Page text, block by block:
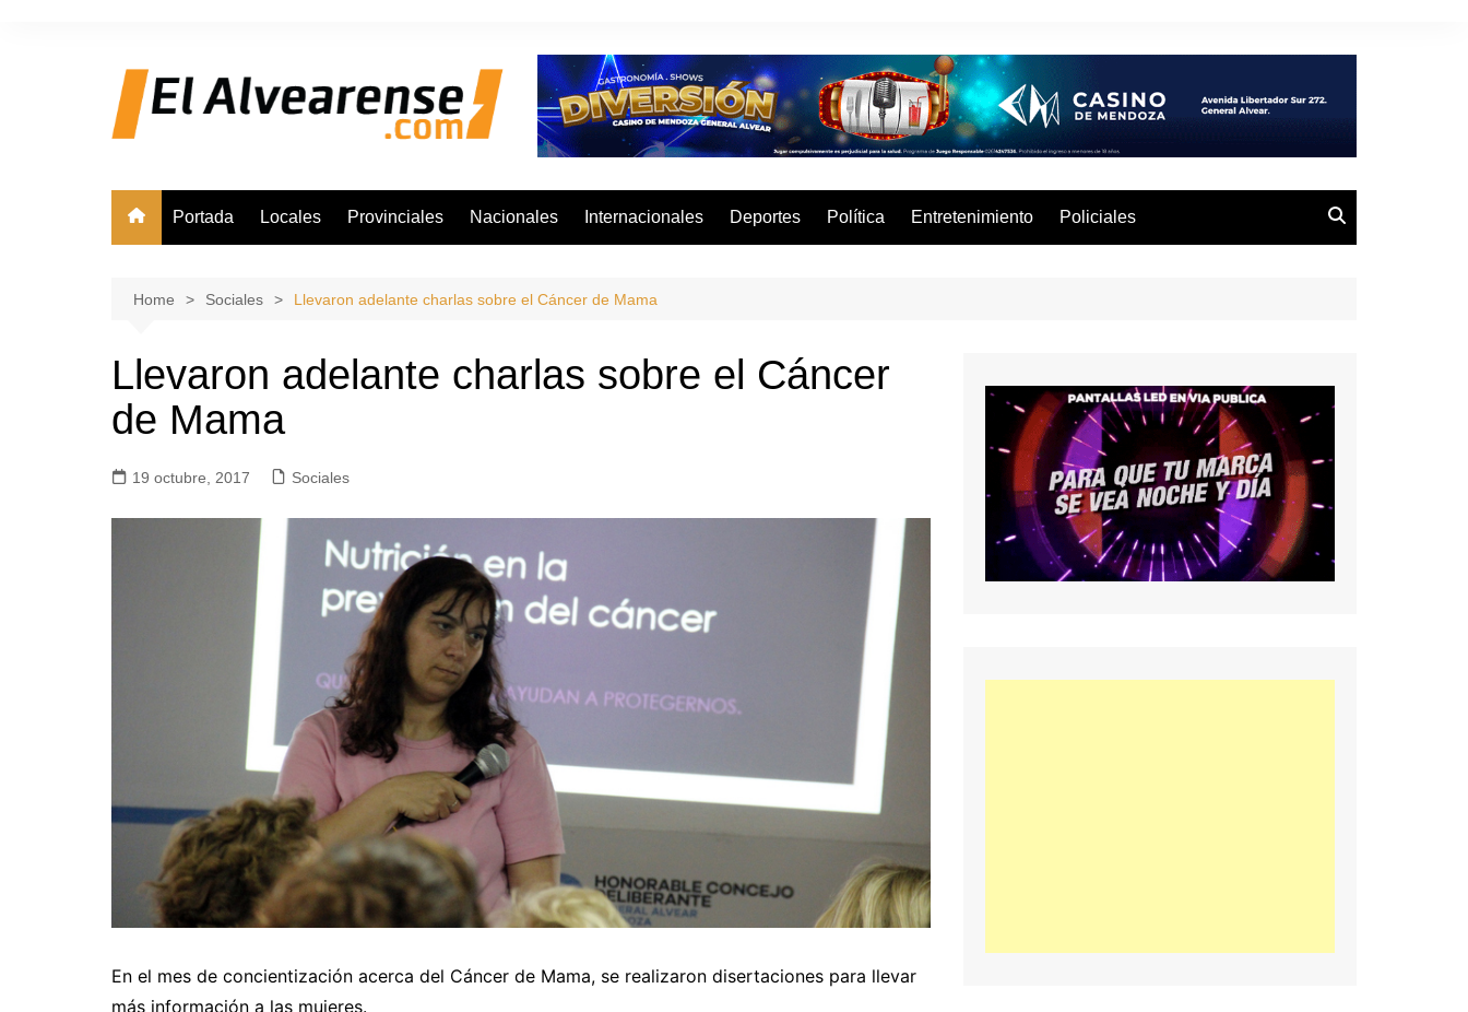
Portada Locales Provinciales Nacionales Internacionales Deportes Política Entretenimiento Policiales
Home Sociales Llevaron adelante charlas sobre el Cáncer de Mama
Llevaron adelante charlas sobre el Cáncer
de Mama
19 octubre, 2017 Sociales
En el mes de concientización acerca del Cáncer de Mama, se realizaron disertaciones para llevar
más información a las mujeres.